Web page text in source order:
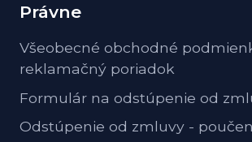
Právne
Všeobecné obchodné
reklamačný poriadok
Formulár na odstúpenie od
Odstúpenie od zmluvy -